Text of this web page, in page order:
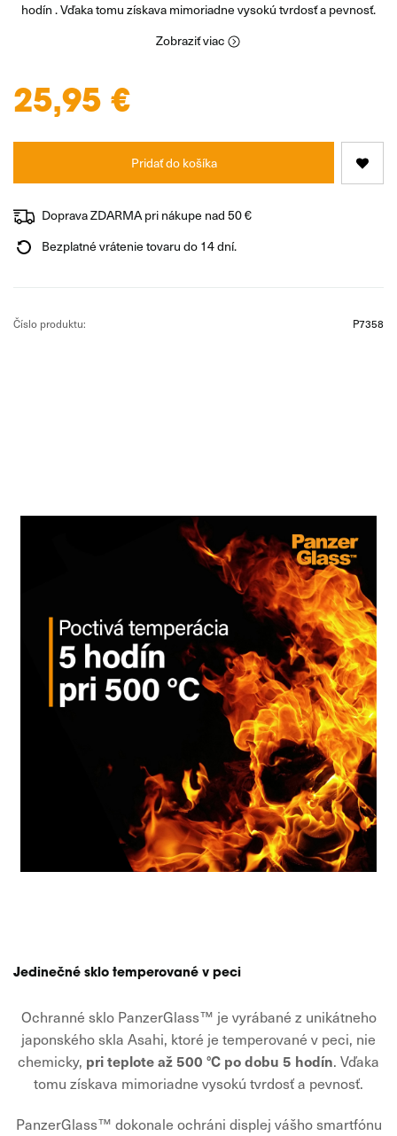
hodín . Vďaka tomu získava mimoriadne vysokú tvrdosť a pevnosť.
Zobraziť viac
25,95 €
Pridať do košíka
Doprava ZDARMA pri nákupe nad 50 €
Bezplatné vrátenie tovaru do 14 dní.
Číslo produktu: P7358
Jedinečné sklo temperované v peci
Ochranné sklo PanzerGlass™ je vyrábané z unikátneho
japonského skla Asahi, ktoré je temperované v peci, nie
chemicky, pri teplote až 500 °C po dobu 5 hodín. Vďaka
tomu získava mimoriadne vysokú tvrdosť a pevnosť.
PanzerGlass™ dokonale ochráni displej vášho smartfónu